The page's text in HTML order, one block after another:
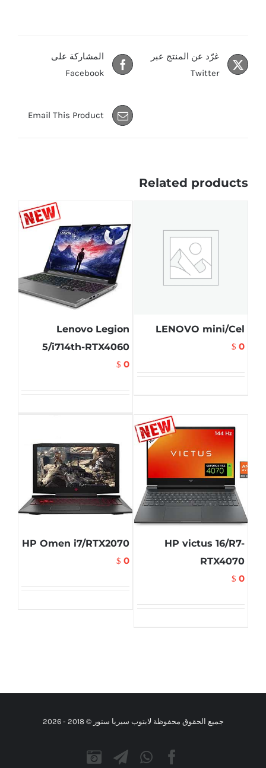
المشاركة على
Facebook
غرّد عن المنتج عبر
Twitter
Email This Product
Related products
LENOVO mini/Cel
$ 0
Lenovo Legion
5/i714th-RTX4060
$ 0
HP victus 16/R7-
RTX4070
$ 0
HP Omen i7/RTX2070
$ 0
جميع الحقوق محفوظة لابتوب سيريا ستور © 2018 - 2026
Facebook
WhatsApp
Telegram